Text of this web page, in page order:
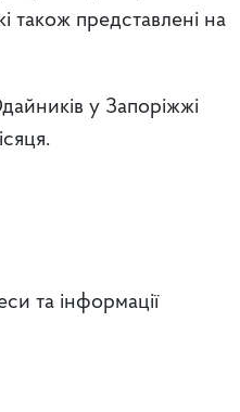
також представлені на
у Запоріжжі
та інформації